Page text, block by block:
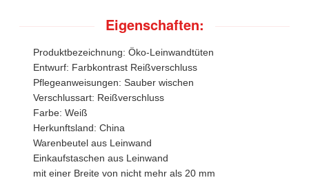
Eigenschaften:
Produktbezeichnung: Öko-Leinwandtüten
Entwurf: Farbkontrast Reißverschluss
Pflegeanweisungen: Sauber wischen
Verschlussart: Reißverschluss
Farbe: Weiß
Herkunftsland: China
Warenbeutel aus Leinwand
Einkaufstaschen aus Leinwand
mit einer Breite von nicht mehr als 20 mm